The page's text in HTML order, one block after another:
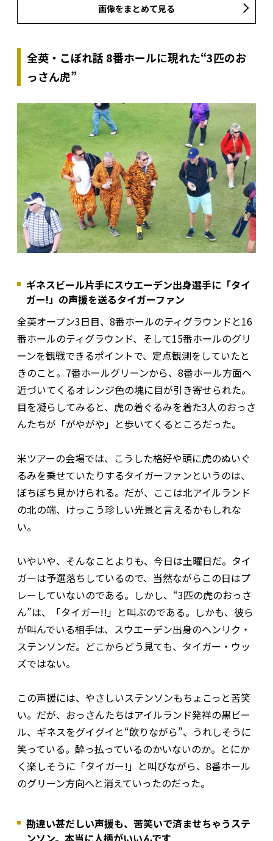
画像をまとめて見る
全英・こぼれ話 8番ホールに現れた“3匹のお
っさん虎”
ギネスビール片手にスウエーデン出身選手に「タイ
ガー!」の声援を送るタイガーファン
全英オープン3日目、8番ホールのティグラウンドと16
番ホールのティグラウンド、そして15番ホールのグリ
ーンを観戦できるポイントで、定点観測をしていたと
きのこと。7番ホールグリーンから、8番ホール方面へ
近づいてくるオレンジ色の塊に目が引き寄せられた。
目を凝らしてみると、虎の着ぐるみを着た3人のおっさ
んたちが「がやがや」と歩いてくるところだった。
米ツアーの会場では、こうした格好や頭に虎のぬいぐ
るみを乗せていたりするタイガーファンというのは、
ぼちぼち見かけられる。だが、ここは北アイルランド
の北の端、けっこう珍しい光景と言えるかもしれな
い。
いやいや、そんなことよりも、今日は土曜日だ。タイ
ガーは予選落ちしているので、当然ながらこの日はプ
レーしていないのである。しかし、“3匹の虎のおっさ
ん”は、「タイガー!!」と叫ぶのである。しかも、彼ら
が叫んでいる相手は、スウエーデン出身のヘンリク・
ステンソンだ。どこからどう見ても、タイガー・ウッ
ズではない。
この声援には、やさしいステンソンもちょこっと苦笑
い。だが、おっさんたちはアイルランド発祥の黒ビー
ル、ギネスをグイグイと“飲りながら”、うれしそうに
笑っている。酔っ払っているのかいないのか。とにか
く楽しそうに「タイガー!」と叫びながら、8番ホール
のグリーン方向へと消えていったのだった。
勘違い甚だしい声援も、苦笑いで済ませちゃうステ
ンソン。本当に人柄がいいんです